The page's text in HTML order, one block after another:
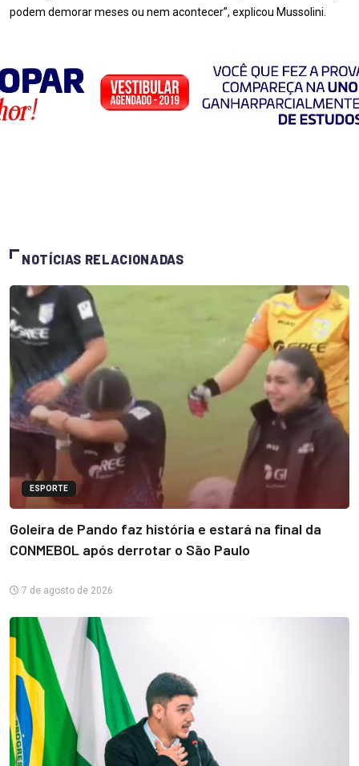
podem demorar meses ou nem acontecer”, explicou Mussolini.
NOTÍCIAS RELACIONADAS
ESPORTE
Goleira de Pando faz história e estará na final da
CONMEBOL após derrotar o São Paulo
7 de agosto de 2026